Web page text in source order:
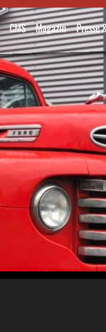
CMS Magazin Presse